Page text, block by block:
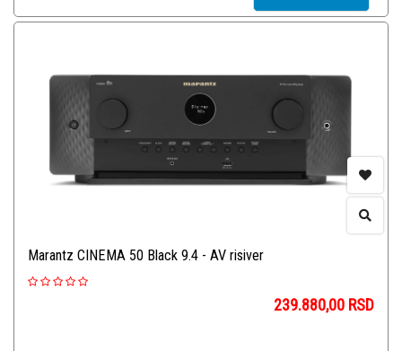
Marantz CINEMA 50 Black 9.4 - AV risiver
239.880,00 RSD